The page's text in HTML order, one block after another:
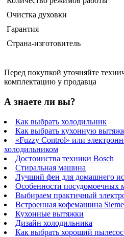
Очистка духовки
Гарантия
Страна-изготовитель
Перед покупкой уточняйте
комплектацию у продавца
А знаете ли вы?
Как выбрать холодильник
Как выбрать кухонную
«Fuzzy Control» или
холодильником
Достоинства техники Bosch
Стиральная машина
Лучший фен для домашнего
Особенности посудомоечных
Выбираем практичный
Встроенная кофемашина
Кухонные вытяжки
Дизайн холодильника
Как выбрать хороший